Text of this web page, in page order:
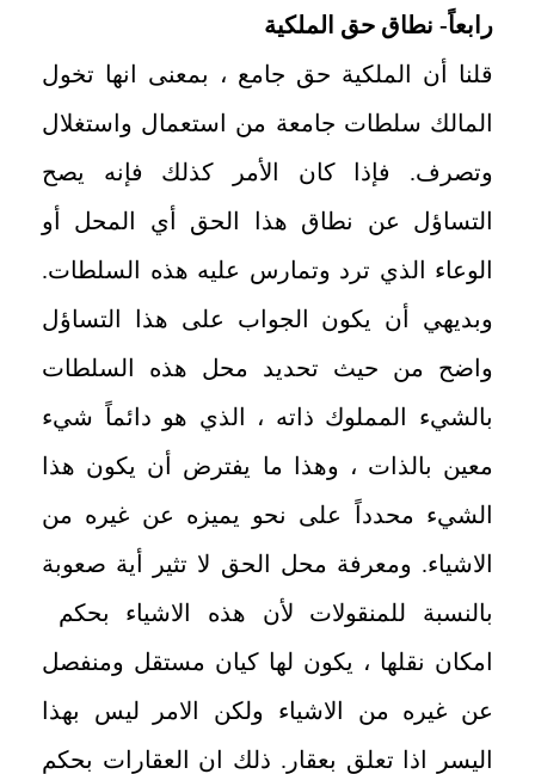
رابعاً- نطاق حق الملكية
قلنا أن الملكية حق جامع ، بمعنى انها تخول
المالك سلطات جامعة من استعمال واستغلال
وتصرف. فإذا كان الأمر كذلك فإنه يصح
التساؤل عن نطاق هذا الحق أي المحل أو
الوعاء الذي ترد وتمارس عليه هذه السلطات.
وبديهي أن يكون الجواب على هذا التساؤل
واضح من حيث تحديد محل هذه السلطات
بالشيء المملوك ذاته ، الذي هو دائماً شيء
معين بالذات ، وهذا ما يفترض أن يكون هذا
الشيء محدداً على نحو يميزه عن غيره من
الاشياء. ومعرفة محل الحق لا تثير أية صعوبة
بالنسبة للمنقولات لأن هذه الاشياء بحكم
امكان نقلها ، يكون لها كيان مستقل ومنفصل
عن غيره من الاشياء ولكن الامر ليس بهذا
اليسر اذا تعلق بعقار. ذلك ان العقارات بحكم